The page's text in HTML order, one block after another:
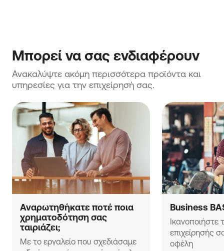
Μπορεί να σας ενδιαφέρουν
Ανακαλύψτε ακόμη περισσότερα προϊόντα και
υπηρεσίες για την επιχείρησή σας.
Αναρωτηθήκατε ποτέ ποια
χρηματοδότηση σας
ταιριάζει;
Με το εργαλείο που σχεδιάσαμε
Business
Ικανοποιήστε
επιχείρησής
οφέλη